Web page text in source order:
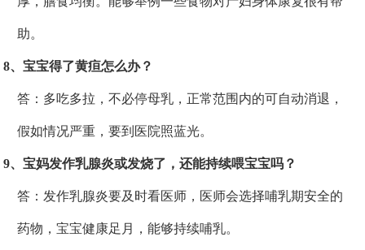
助。
8、宝宝得了黄疸怎么办？
答：多吃多拉，不必停母乳，正常范围内的可自动消退，
假如情况严重，要到医院照蓝光。
9、宝妈发作乳腺炎或发烧了，还能持续喂宝宝吗？
答：发作乳腺炎要及时看医师，医师会选择哺乳期安全的
药物，宝宝健康足月，能够持续哺乳。